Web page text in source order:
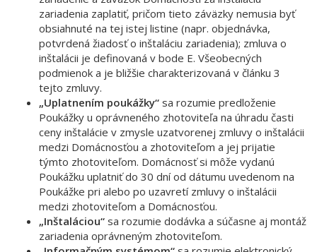
zariadenia zaplatiť, pričom tieto záväzky nemusia byť
obsiahnuté na tej istej listine (napr. objednávka,
potvrdená žiadosť o inštaláciu zariadenia); zmluva o
inštalácii je definovaná v bode E. Všeobecných
podmienok a je bližšie charakterizovaná v článku 3
tejto zmluvy.
„Uplatnením poukážky“ sa rozumie predloženie
Poukážky u oprávneného zhotoviteľa na úhradu časti
ceny inštalácie v zmysle uzatvorenej zmluvy o inštalácii
medzi Domácnosťou a zhotoviteľom a jej prijatie
týmto zhotoviteľom. Domácnosť si môže vydanú
Poukážku uplatniť do 30 dní od dátumu uvedenom na
Poukážke pri alebo po uzavretí zmluvy o inštalácii
medzi zhotoviteľom a Domácnosťou.
„Inštaláciou“ sa rozumie dodávka a súčasne aj montáž
zariadenia oprávneným zhotoviteľom.